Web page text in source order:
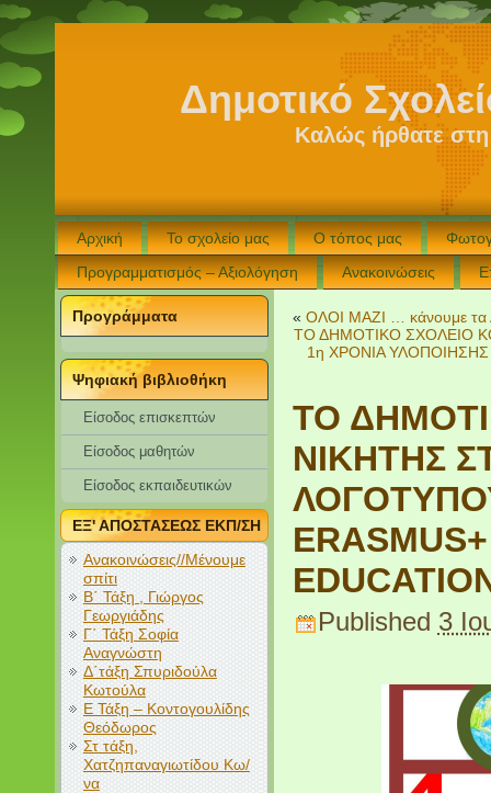
Δημοτικό
Καλώς ήρθατε
Αρχική Το σχολείο μας Ο τόπος μας
Προγραμματισμός – Αξιολόγηση
Ανακοινώσεις
Προγράμματα
Ψηφιακή βιβλιοθήκη
Είσοδος επισκεπτών
Eίσοδος μαθητών
Είσοδος εκπαιδευτικών
ΕΞ' ΑΠΟΣΤΑΣΕΩΣ ΕΚΠ/ΣΗ
Ανακοινώσεις//Μένουμε
σπίτι
Β΄ Τάξη , Γιώργος
Γεωργιάδης
Γ΄ Τάξη Σοφία
Αναγνώστη
Δ΄τάξη Σπυριδούλα
Κωτούλα
Ε Τάξη – Κοντογουλίδης
Θεόδωρος
Στ τάξη,
Χατζηπαναγιωτίδου Κω/
να
« ΟΛΟΙ ΜΑΖΙ … κάνουμε
ΤΟ ΔΗΜΟΤΙΚΟ ΣΧΟΛΕΙΟ
1η ΧΡΟΝΙΑ ΥΛΟΠΟΙΗΣΗΣ
ΤΟ
ΝΙΚΗΤΗΣ
Published 3